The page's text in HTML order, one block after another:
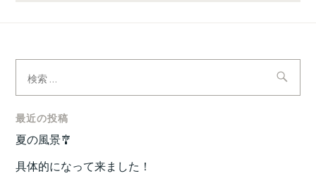
索:
最近の投稿
夏の風景🎐
具体的になって来ました！